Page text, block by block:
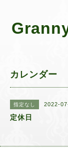
カレンダー
指定なし 2022-
定休日